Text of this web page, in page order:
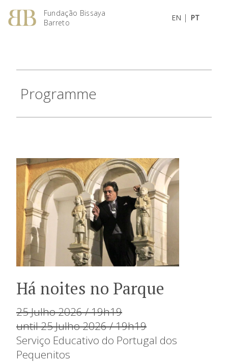
Fundação Bissaya
Barreto
EN | PT
Programme
Há noites no Parque
25 Julho 2026 / 19h19
until 25 Julho 2026 / 19h19
Serviço Educativo do Portugal dos
Pequenitos